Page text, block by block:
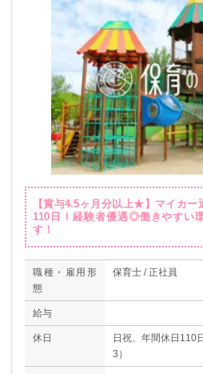
【賞与4.5ヶ月分以上★】マイカー
110日！経験者優遇◎働きやすい
す！
職種・雇用形
態
保育士 / 正社員
給与
休日
日祝、年間休日110
3）